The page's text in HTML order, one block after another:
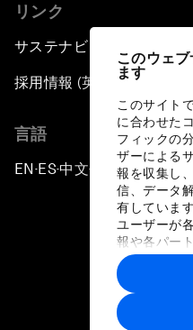
このウェ
ます
このサイト
に合わせた
フィックの
ザーによる
報を収集し
信、データ
有していま
ユーザーが
報や各パー
に収集され
トナーによ
す。
リンク
サステナビリティへの取り
採用情報 (英語のみ)
言語
EN ▪ES▪中文▪ 日本語
プライバシー
サ